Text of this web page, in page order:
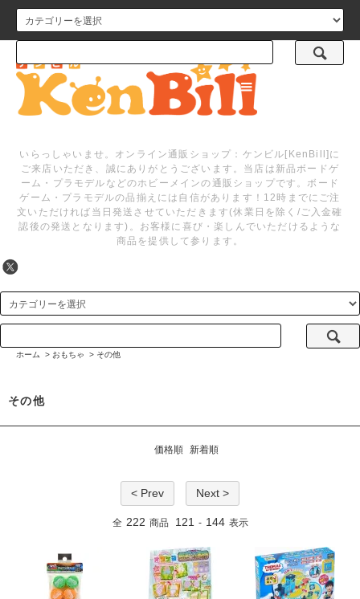
メニュー
いらっしゃいませ。オンライン通販ショップ：ケンビル[KenBill]に
ご来店いただき、誠にありがとうございます。当店は新品ボードゲ
ーム・プラモデルなどのホビーメインの通販ショップです。ボード
ゲーム・プラモデルの品揃えには自信があります！12時までにご注
文いただければ当日発送させていただきます(休業日を除く/ご入金確
認後の発送となります)。お客様に喜び・楽しんでいただけるような
商品を提供して参ります。
ホーム > おもちゃ > その他
その他
価格順 新着順
< Prev Next >
全 222 商品 121 - 144 表示